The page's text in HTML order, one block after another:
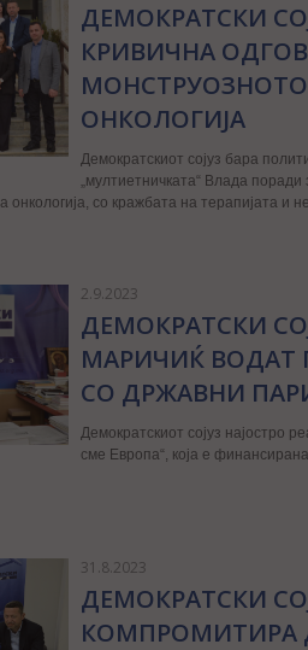
ДЕМОКРАТСКИ
КРИВИЧНА
ОНКОЛОГИЈА
Демократскиот сојуз бара
„мултиетничката“ Влада
онкологија, со кражбата на терапијата и
2.9.2023
ДЕМОКРАТСКИ
МАРИЧИЌ ВОДАТ
СО ДРЖАВНИ
Демократскиот сојуз најостро
сме Европа“, која е
31.8.2023
ДЕМОКРАТСКИ
КОМПРОМИТИРА